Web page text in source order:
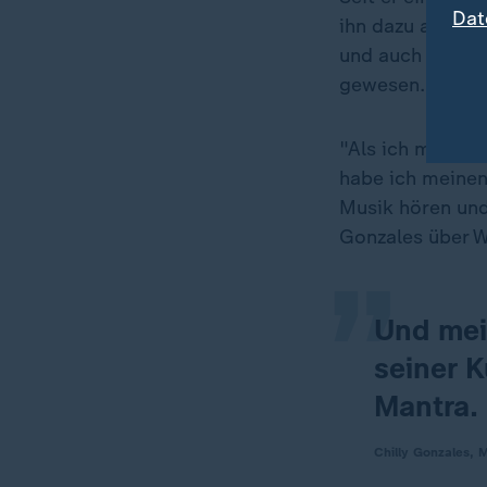
ihn dazu
und auch bei
gewesen.
"Als ich mehr
habe ich
Musik hören
Gonzales über
Und
seiner
Mantra.
„